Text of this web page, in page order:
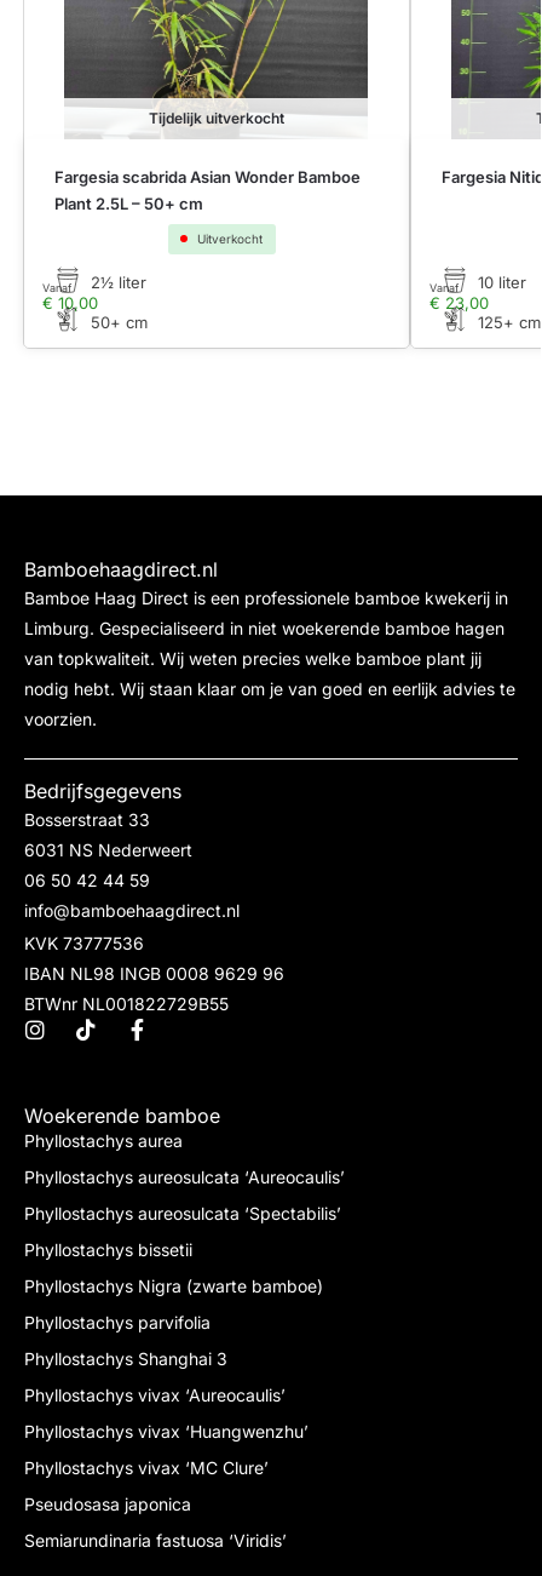
Tijdelijk uitverkocht
Fargesia scabrida Asian Wonder Bamboe
Plant 2.5L – 50+ cm
Uitverkocht
€ 10,00
Vanaf 2½ liter
50+ cm
Fargesia
€ 23,00
Vanaf 10 liter
125+ cm
Bamboehaagdirect.nl
Bamboe Haag Direct is een professionele bamboe kwekerij in
Limburg. Gespecialiseerd in niet woekerende bamboe hagen
van topkwaliteit. Wij weten precies welke bamboe plant jij
nodig hebt. Wij staan klaar om je van goed en eerlijk advies te
voorzien.
Bedrijfsgegevens
Bosserstraat 33
6031 NS Nederweert
06 50 42 44 59
info@bamboehaagdirect.nl
KVK 73777536
IBAN NL98 INGB 0008 9629 96
BTWnr NL001822729B55
Woekerende bamboe
Phyllostachys aurea
Phyllostachys aureosulcata ‘Aureocaulis’
Phyllostachys aureosulcata ‘Spectabilis’
Phyllostachys bissetii
Phyllostachys Nigra (zwarte bamboe)
Phyllostachys parvifolia
Phyllostachys Shanghai 3
Phyllostachys vivax ‘Aureocaulis’
Phyllostachys vivax ‘Huangwenzhu’
Phyllostachys vivax ‘MC Clure’
Pseudosasa japonica
Semiarundinaria fastuosa ‘Viridis’